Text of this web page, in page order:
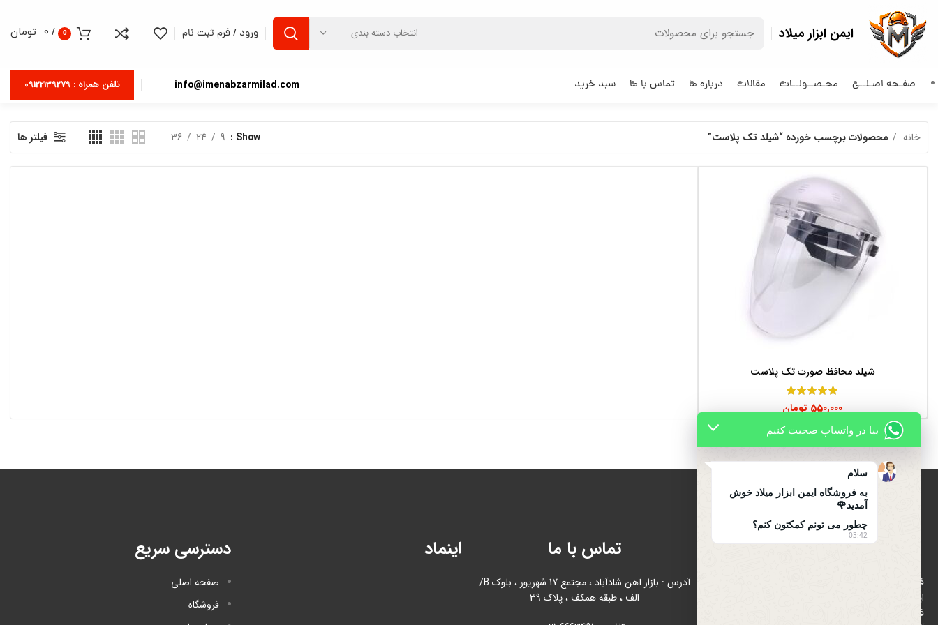
ایمن ابزار میلاد انتخاب دسته بندی ورود / فرم ثبت نام 0
/
0 تومان
صفـحه اصـلــی محـصــولــات مقالات درباره ما تماس با ما سبد خرید info@imenabzarmilad.com تلفن همراه : 09122139279
خانه محصولات برچسب خورده “شیلد تک پلاست” Show
9
24
36 فیلتر ها
افزودن به سبد خرید
شیلد محافظ صورت تک پلاست
550,000 تومان
درباره ایمن ابزار میلاد
فروشگاه ایمن ابزار میلاد با هدف رواج استفاده از تجهیزات
فروش تجهیزات ایمنی و ترافیکی در بازار شاد آباد ( بازار
تماس با ما
آدرس : بازار آهن شادآباد ، مجتمع 17 شهریور ، بلوک B/
الف ، طبقه همکف ، پلاک 39
اینماد دسترسی سریع
صفحه اصلی
فروشگاه
بیا در واتساپ صحبت کنیم
سلام
به فروشگاه ایمن ابزار میلاد خوش
آمدید🌹
چطور می تونم کمکتون کنم؟
03:42